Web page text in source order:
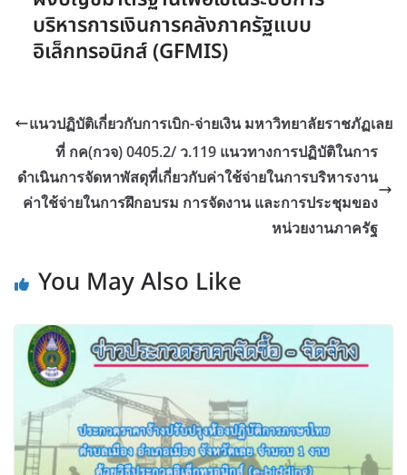
บริหารการเงินการคลังภาครัฐแบบ
อิเล็กทรอนิกส์ (GFMIS)
แนวปฏิบัติเกี่ยวกับการเบิก-จ่ายเงิน มหาวิทยาลัยราชภัฏเลย
ที่ กค(กวจ) 0405.2/ ว.119 แนวทางการปฏิบัติในการ
ดำเนินการจัดหาพัสดุที่เกี่ยวกับค่าใช้จ่ายในการบริหารงาน
ค่าใช้จ่ายในการฝึกอบรม การจัดงาน และการประชุมของ
หน่วยงานภาครัฐ
You May Also Like